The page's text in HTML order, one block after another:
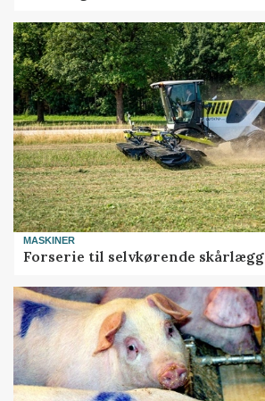
MASKINER
Forserie til selvkørende